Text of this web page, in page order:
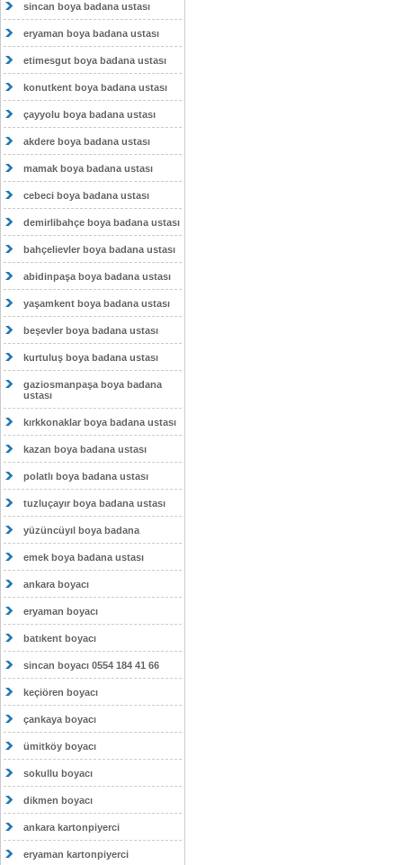
sincan boya badana ustası
eryaman boya badana ustası
etimesgut boya badana ustası
konutkent boya badana ustası
çayyolu boya badana ustası
akdere boya badana ustası
mamak boya badana ustası
cebeci boya badana ustası
demirlibahçe boya badana ustası
bahçelievler boya badana ustası
abidinpaşa boya badana ustası
yaşamkent boya badana ustası
beşevler boya badana ustası
kurtuluş boya badana ustası
gaziosmanpaşa boya badana
ustası
kırkkonaklar boya badana ustası
kazan boya badana ustası
polatlı boya badana ustası
tuzluçayır boya badana ustası
yüzüncüyıl boya badana
emek boya badana ustası
ankara boyacı
eryaman boyacı
batıkent boyacı
sincan boyacı 0554 184 41 66
keçiören boyacı
çankaya boyacı
ümitköy boyacı
sokullu boyacı
dikmen boyacı
ankara kartonpiyerci
eryaman kartonpiyerci